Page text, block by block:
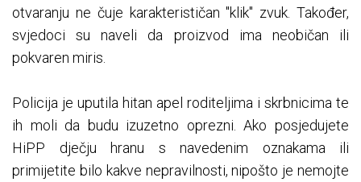
otvaranju ne čuje karakterističan "klik" zvuk. Također,
svjedoci su naveli da proizvod ima neobičan ili
pokvaren miris.
Policija je uputila hitan apel roditeljima i skrbnicima te
ih moli da budu izuzetno oprezni. Ako posjedujete
HiPP dječju hranu s navedenim oznakama ili
primijetite bilo kakve nepravilnosti, nipošto je nemojte